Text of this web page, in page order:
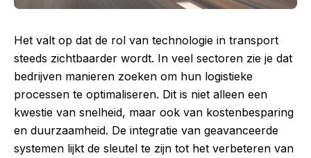
Het valt op dat de rol van technologie in transport
steeds zichtbaarder wordt. In veel sectoren zie je dat
bedrijven manieren zoeken om hun logistieke
processen te optimaliseren. Dit is niet alleen een
kwestie van snelheid, maar ook van kostenbesparing
en duurzaamheid. De integratie van geavanceerde
systemen lijkt de sleutel te zijn tot het verbeteren van